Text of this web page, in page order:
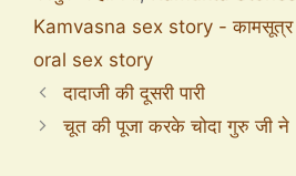
Kamvasna sex story - कामसूत्र
oral sex story
दादाजी की दूसरी पारी
चूत की पूजा करके चोदा गुरु जी ने